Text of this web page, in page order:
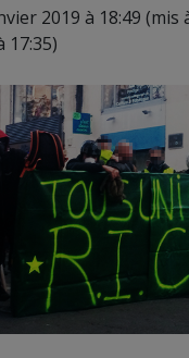
2019 à 18:49 (mis
17:35)